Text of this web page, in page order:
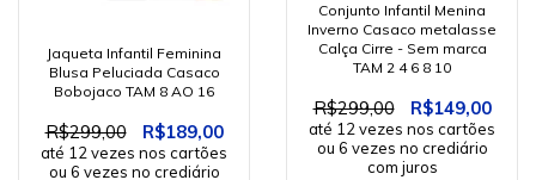
Jaqueta Infantil Feminina
Blusa Peluciada Casaco
Bobojaco TAM 8 AO 16
R$299,00 R$189,00
Conjunto Infantil Menina
Inverno Casaco metalasse
Calça Cirre - Sem marca
TAM 2 4 6 8 10
R$299,00 R$149,00